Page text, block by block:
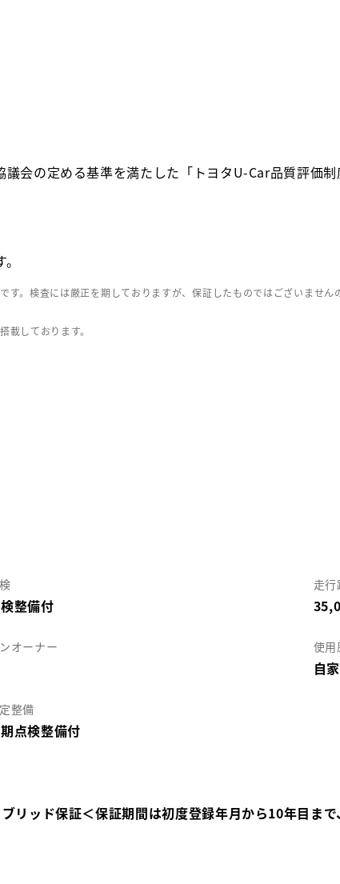
会の定める基準を満たした「トヨタU-Car品質評価制
。検査には厳正を期しておりますが、保証したものではございませ
しております。
整備付
走
オーナー 使用
自
整備
点検整備付
ッド保証＜保証期間は初度登録年月から10年目ま